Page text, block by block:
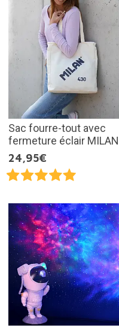
Sac fourre-tout avec
fermeture éclair MILAN
24,95€